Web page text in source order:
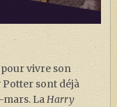
vivre son
sont déjà
LaHarry